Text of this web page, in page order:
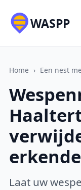
WASPP
Home › Een nest
Laat uw